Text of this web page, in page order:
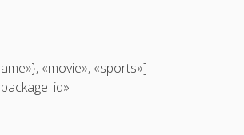
«movie», «sports»]